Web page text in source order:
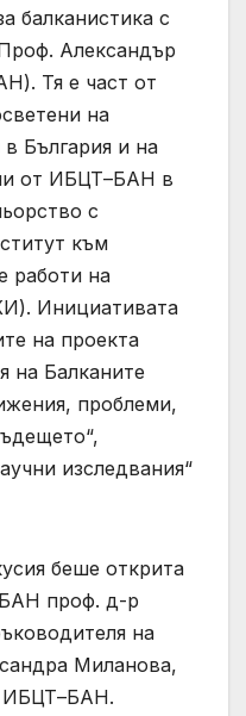
балканистика с
Александър
Тя е част от
на
България и на
от ИБЦТ–БАН в
с
към
работи на
Инициативата
на проекта
на Балканите
проблеми,
изследвания“
беше открита
проф. д-р
на
Миланова,
ИБЦТ–БАН.